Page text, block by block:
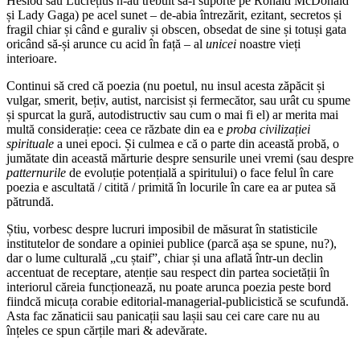
și Lady Gaga) pe acel sunet – de-abia întrezărit, ezitant, secretos și
fragil chiar și când e guraliv și obscen, obsedat de sine și totuși gata
oricând să-și arunce cu acid în față – al unicei noastre vieți
interioare.
Continui să cred că poezia (nu poetul, nu insul acesta zăpăcit și
vulgar, smerit, bețiv, autist, narcisist și fermecător, sau urât cu spume
și spurcat la gură, autodistructiv sau cum o mai fi el) ar merita mai
multă considerație: ceea ce răzbate din ea e proba civilizației
spirituale a unei epoci. Și culmea e că o parte din această probă, o
jumătate din această mărturie despre sensurile unei vremi (sau despre
patternurile de evoluție potențială a spiritului) o face felul în care
poezia e ascultată / citită / primită în locurile în care ea ar putea să
pătrundă.
Știu, vorbesc despre lucruri imposibil de măsurat în statisticile
institutelor de sondare a opiniei publice (parcă așa se spune, nu?),
dar o lume culturală „cu ștaif”, chiar și una aflată într-un declin
accentuat de receptare, atenție sau respect din partea societății în
interiorul căreia funcționează, nu poate arunca poezia peste bord
fiindcă micuța corabie editorial-managerial-publicistică se scufundă.
Asta fac zănaticii sau panicații sau lașii sau cei care care nu au
înțeles ce spun cărțile mari & adevărate.